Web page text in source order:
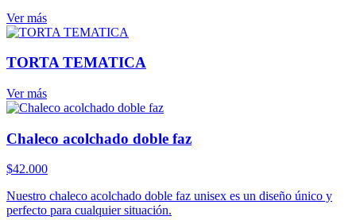
Ver más
TORTA TEMATICA
Ver más
Chaleco acolchado doble faz
$42.000
Nuestro chaleco acolchado doble faz unisex es un diseño único y
perfecto para cualquier situación.